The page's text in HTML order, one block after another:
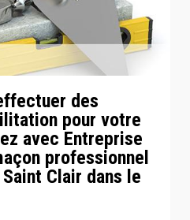
des
pour votre
avec Entreprise
professionnel
Clair dans le